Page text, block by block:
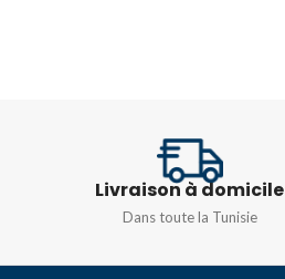
Livraison à domicile
Dans toute la Tunisie